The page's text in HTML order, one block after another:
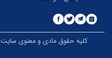
کلیه حقوق مادی و معنوی سایت